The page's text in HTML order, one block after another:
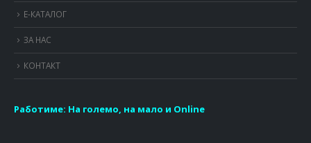
Е-КАТАЛОГ
ЗА НАС
КОНТАКТ
Работиме: На големо, на мало и Online